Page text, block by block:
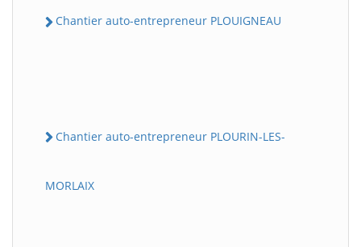
Chantier auto-entrepreneur PLOUIGNEAU
Chantier auto-entrepreneur PLOURIN-LES-
MORLAIX